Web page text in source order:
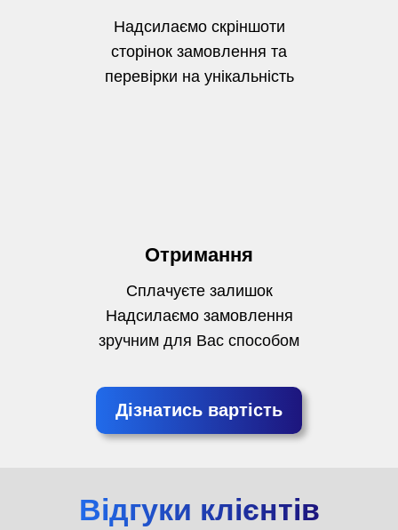
Надсилаємо скріншоти
сторінок замовлення та
перевірки на унікальність
Отримання
Сплачуєте залишок
Надсилаємо замовлення
зручним для Вас способом
Дізнатись вартість
Відгуки клієнтів